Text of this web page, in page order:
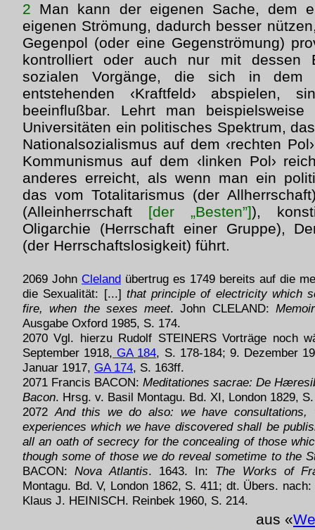
2 Man kann der eigenen Sache, dem
eigenen Strömung, dadurch besser
Gegenpol (oder eine Gegenströmung)
kontrolliert oder auch nur mit dessen
sozialen Vorgänge, die sich in dem
entstehenden ‹Kraftfeld› abspielen,
beeinflußbar. Lehrt man
Universitäten ein politisches Spektrum,
Nationalsozialismus auf dem ‹rechten
Kommunismus auf dem ‹linken Pol›
anderes erreicht, als wenn man ein
das vom Totalitarismus (der
(Alleinherrschaft [der „Besten”]),
Oligarchie (Herrschaft einer Gruppe),
(der Herrschaftslosigkeit) führt.
2069 John Cleland übertrug es 1749 bereits auf die
die Sexualität: [...] that principle of electricity which
fire, when the sexes meet. John CLELAND:
Ausgabe Oxford 1985, S. 174.
2070 Vgl. hierzu Rudolf STEINERS Vorträge noch
September 1918, GA 184, S. 178-184; 9. Dezember
Januar 1917, GA 174, S. 163ff.
2071 Francis BACON: Meditationes sacrae: De
Bacon. Hrsg. v. Basil Montagu. Bd. XI, London 1829,
2072And this we do also: we have consultations,
experiences which we have discovered shall be
all an oath of secrecy for the concealing of those
though some of those we do reveal sometime to the
BACON:Nova Atlantis. 1643. In: The Works of
Montagu. Bd. V, London 1862, S. 411; dt. Übers. nach:
Klaus J. HEINISCH. Reinbek 1960, S. 214.
aus «